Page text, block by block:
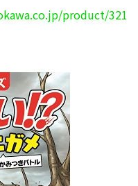
product/321